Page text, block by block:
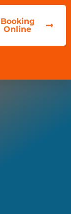
Booking
Online